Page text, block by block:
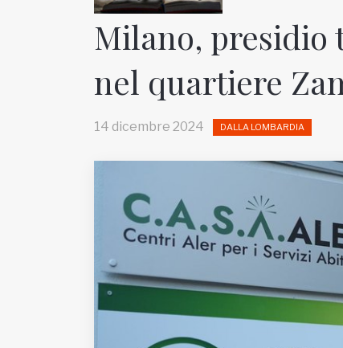
Inviateci le vostre segnalazioni
Iscriviti alla newsletter
Fondato e diretto da Enzo De
EDB edizioni - Via Brivio angolo C.
Imbonati, 89 20159 Milano (Italia)
Informativa sulla privacy
Milano, presidio
nel quartiere
14 dicembre 2024 DALLA LOMBARDIA